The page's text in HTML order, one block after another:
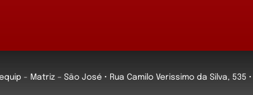
- Matriz – São José • Rua Camilo Verissimo da Silva, 535